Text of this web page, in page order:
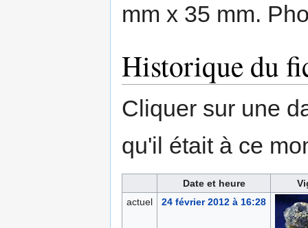
mm x 35 mm.
Historique du
Cliquer sur une
qu'il était à ce
Date et heure
actuel
24 février 2012 à 16:28